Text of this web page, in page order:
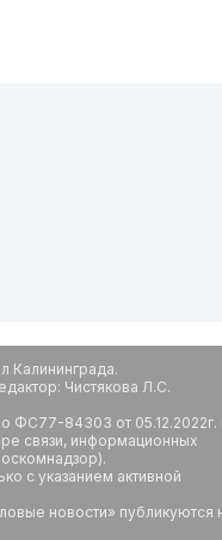
Калининграда.
Чистякова Л.С.
ФС77-84303 от
связи, информационных
с указанием активной
новости» публикуются